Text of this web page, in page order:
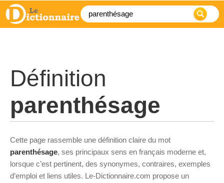
Définition
parenthésage
Cette page rassemble une définition claire du mot
parenthésage, ses principaux sens en français moderne et,
lorsque c’est pertinent, des synonymes, contraires, exemples
d’emploi et liens utiles. Le-Dictionnaire.com propose un